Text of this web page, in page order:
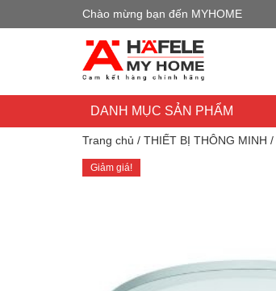
Chào mừng bạn đến MYHOME
DANH MỤC SẢN PHẨM
Trang chủ / THIẾT BỊ THÔNG MINH /
Giảm giá!